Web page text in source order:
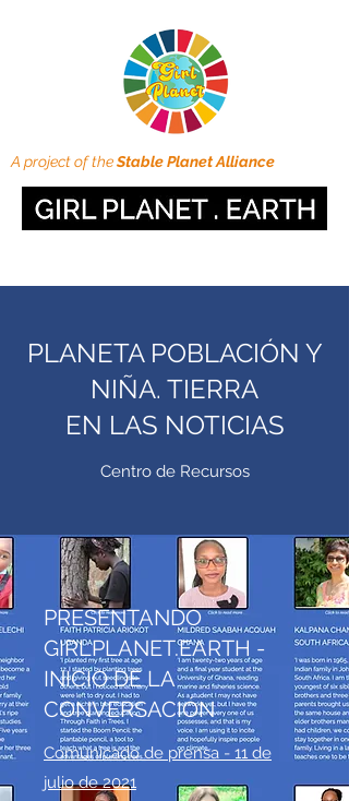
A project of theStable Planet Alliance
PLANETA POBLACIÓN Y
NIÑA. TIERRA
EN LAS NOTICIAS
Centro de Recursos
PRESENTANDO
GIRLPLANET.EARTH -
INICIO DE LA
CONVERSACIÓN
Comunicado de prensa - 11 de
julio de 2021